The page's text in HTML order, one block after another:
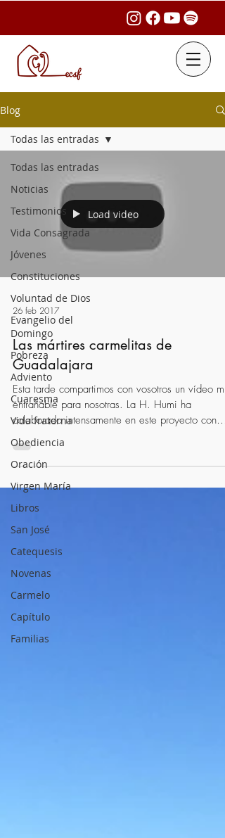
Blog
Todas las entradas
Noticias
Testimonios
Vida Consagrada
Jóvenes
Constituciones
Voluntad de Dios
Evangelio del
Domingo
Pobreza
Adviento
Cuaresma
Vida fraterna
Obediencia
Oración
Virgen María
Libros
San José
Catequesis
Novenas
Carmelo
Capítulo
Familias
Todas las entradas
Load video
26 feb 2017
Las mártires carmelitas de
Guadalajara
Esta tarde compartimos con vosotros un vídeo
entrañable para nosotras. La H. Humi ha
colaborado intensamente en este proyecto con
las...